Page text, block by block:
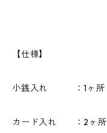
【仕様】
小銭入れ ：1ヶ所
カード入れ ：2ヶ所